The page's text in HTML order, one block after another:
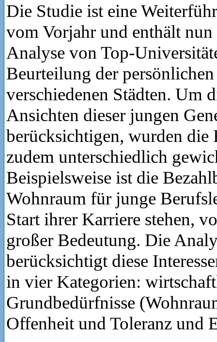
Die Studie ist eine
vom Vorjahr und enthält nun
Analyse von Top-
Beurteilung der
verschiedenen Städten. Um
Ansichten dieser jungen
berücksichtigen, wurden die
zudem unterschiedlich
Beispielsweise ist die
Wohnraum für junge
Start ihrer Karriere stehen,
großer Bedeutung. Die
berücksichtigt diese
in vier Kategorien:
Grundbedürfnisse
Offenheit und Toleranz und